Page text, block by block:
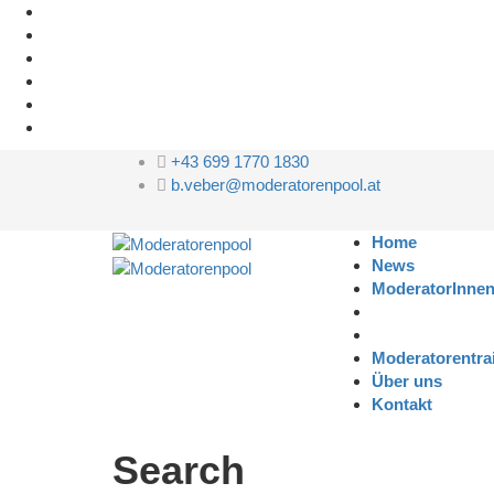
+43 699 1770 1830
b.veber@moderatorenpool.at
Home
News
ModeratorInnen
Über uns
Kontakt
Search